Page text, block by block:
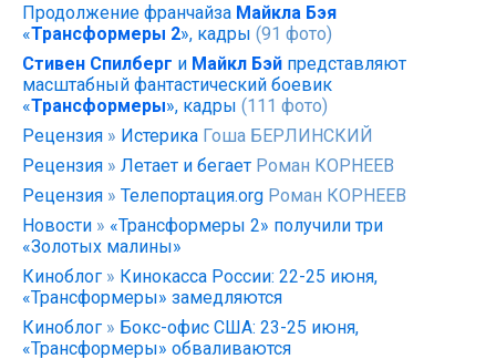
Продолжение франчайза Майкла Бэя
«Трансформеры 2», кадры (91 фото)
Стивен Спилберг и Майкл Бэй представляют
масштабный фантастический боевик
«Трансформеры», кадры (111 фото)
Рецензия » Истерика Гоша БЕРЛИНСКИЙ
Рецензия » Летает и бегает Роман КОРНЕЕВ
Рецензия » Телепортация.org Роман КОРНЕЕВ
Новости » «Трансформеры 2» получили три
«Золотых малины»
Киноблог » Кинокасса России: 22-25 июня,
«Трансформеры» замедляются
Киноблог » Бокс-офис США: 23-25 июня,
«Трансформеры» обваливаются